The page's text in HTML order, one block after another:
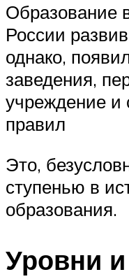
Образование
России
однако,
заведения,
учреждение и
правил
Это,
ступенью в
образования.
Уровни